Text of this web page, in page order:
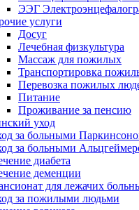
ЭЭГ
услуги
Досуг
Лечебная физкультура
Массаж для пожилых
Транспортировка
Перевозка пожилых
Питание
Проживание за пенсию
уход
за больными
за больными
диабета
деменции
для лежачих
за пожилыми людьми